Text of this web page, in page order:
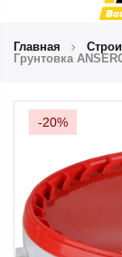
Главная
Грунтовка
-20%